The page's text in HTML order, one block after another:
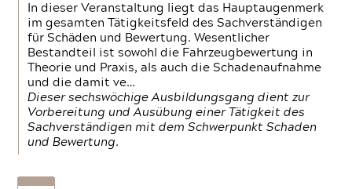
In dieser Veranstaltung liegt das Hauptaugenmerk
im gesamten Tätigkeitsfeld des Sachverständigen
für Schäden und Bewertung. Wesentlicher
Bestandteil ist sowohl die Fahrzeugbewertung in
Theorie und Praxis, als auch die Schadenaufnahme
und die damit ve…
Dieser sechswöchige Ausbildungsgang dient zur
Vorbereitung und Ausübung einer Tätigkeit des
Sachverständigen mit dem Schwerpunkt Schaden
und Bewertung.